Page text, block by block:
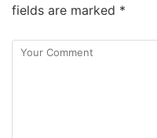
fields are marked *